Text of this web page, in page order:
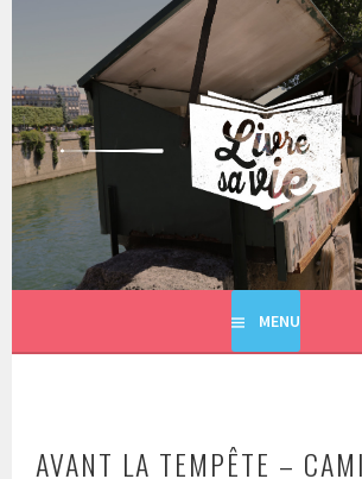
principal
LIVRE SA VIE
MENU
AVANT LA TEMPÊTE –